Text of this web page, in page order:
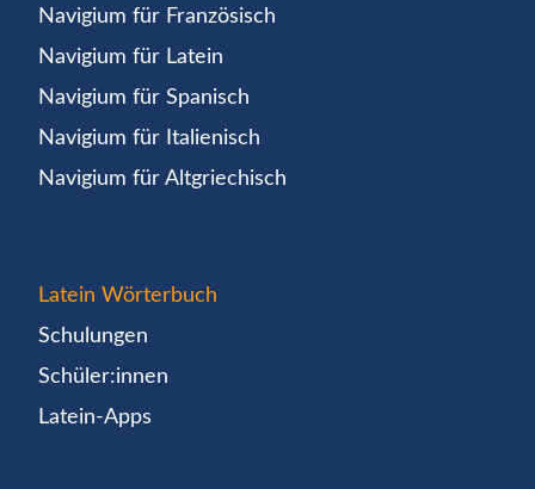
Navigium für Französisch
Navigium für Latein
Navigium für Spanisch
Navigium für Italienisch
Navigium für Altgriechisch
Latein Wörterbuch
Schulungen
Schüler:innen
Latein-Apps